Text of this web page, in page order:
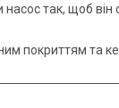
так, щоб він
покриттям та